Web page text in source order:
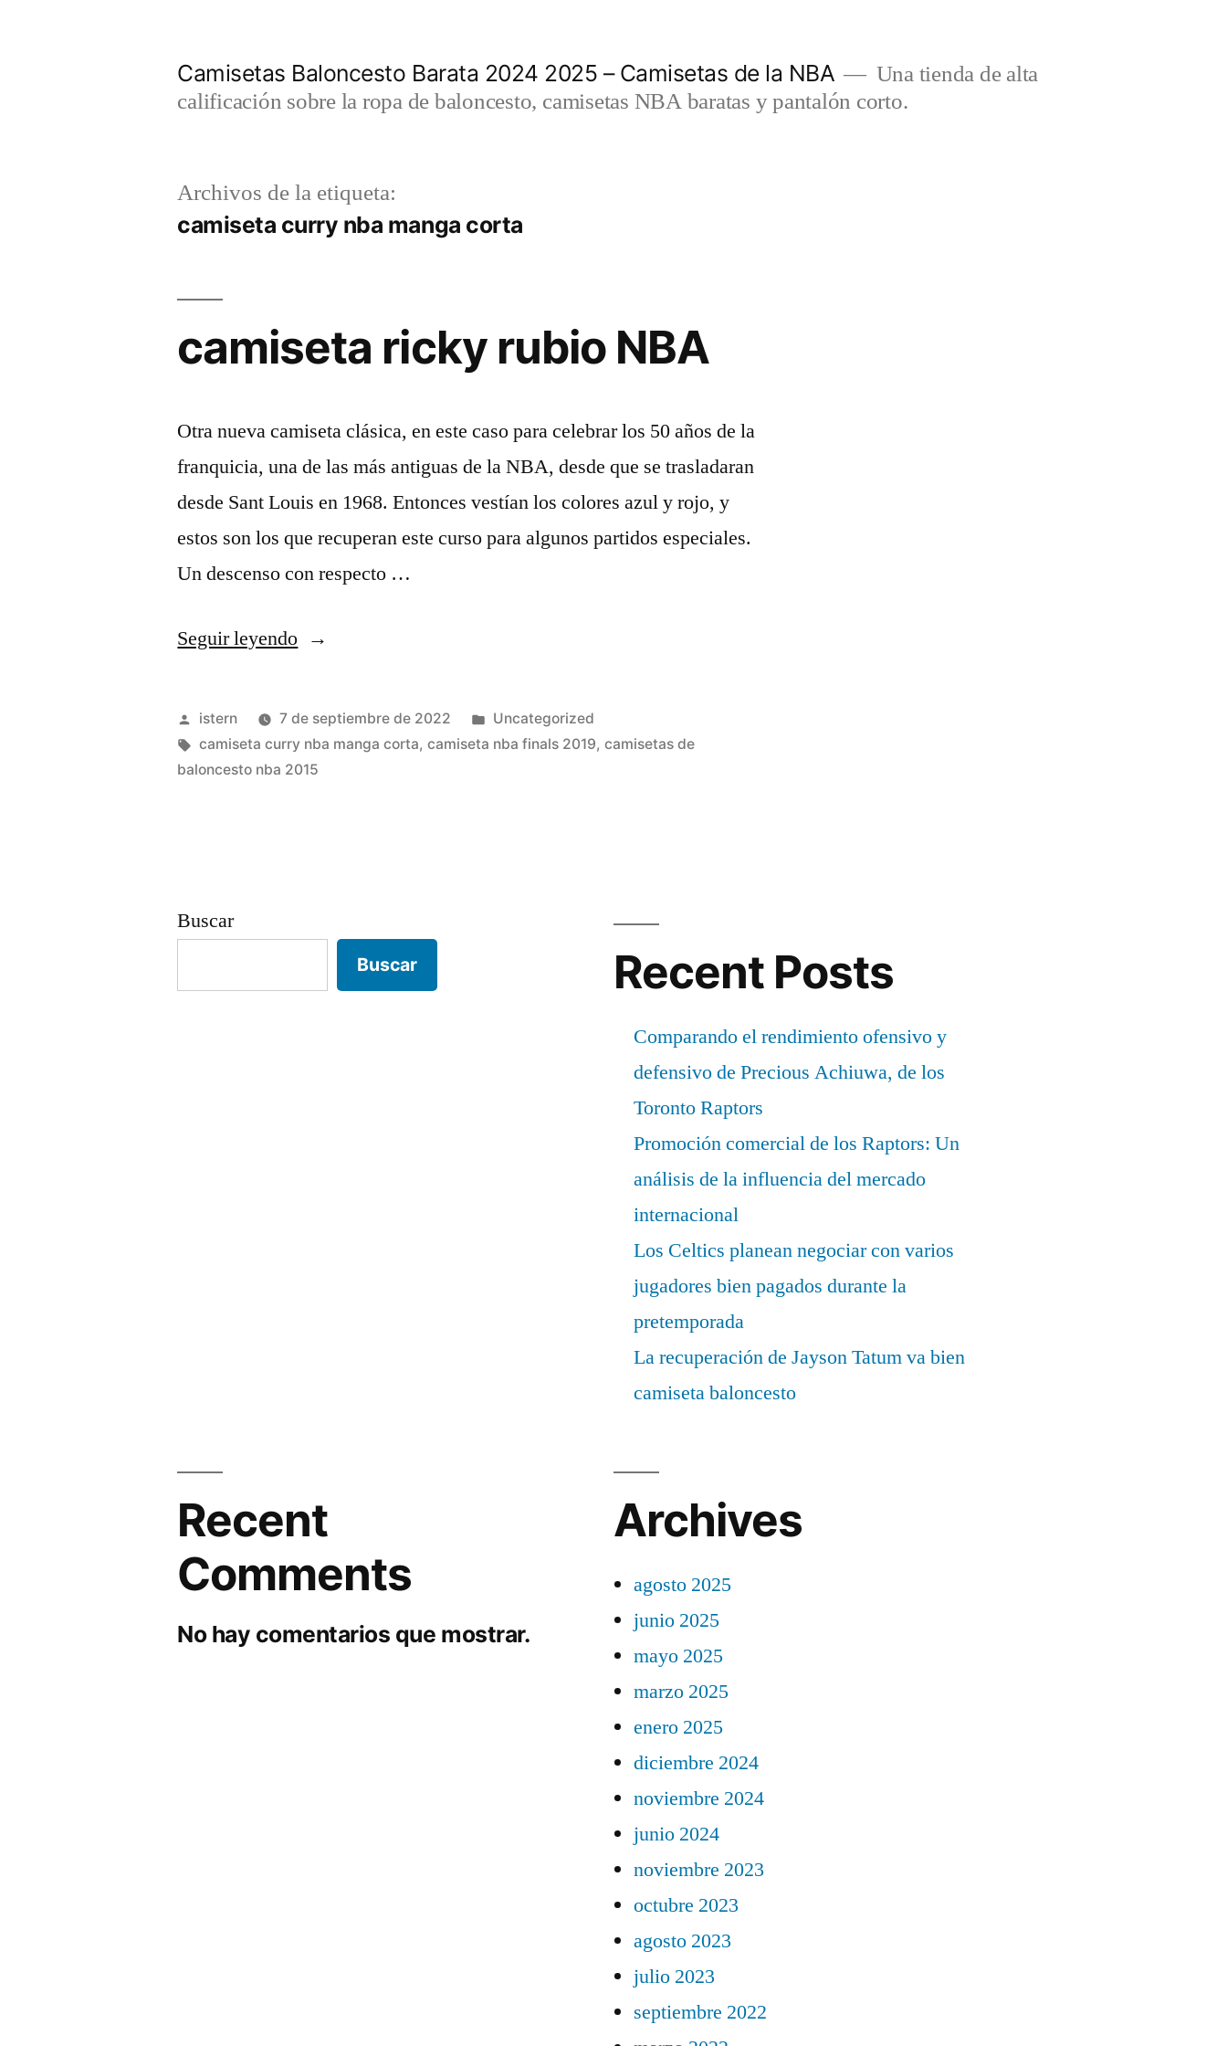
Camisetas Baloncesto Barata 2024 2025 – Camisetas de la NBA
Una tienda de alta
calificación sobre la ropa de baloncesto, camisetas NBA baratas y pantalón corto.
Archivos de la etiqueta:
camiseta curry nba manga corta
camiseta ricky rubio NBA
Otra nueva camiseta clásica, en este caso para celebrar los 50 años de la
franquicia, una de las más antiguas de la NBA, desde que se trasladaran
desde Sant Louis en 1968. Entonces vestían los colores azul y rojo, y
estos son los que recuperan este curso para algunos partidos especiales.
Un descenso con respecto …
Seguir leyendo«camiseta
rubio
NBA»
Publicado
por
istern 7 de septiembre de 2022
Publicado
en
Uncategorized
Etiquetas:
camiseta curry nba manga corta,camiseta nba finals 2019,camisetas de
baloncesto nba 2015
Buscar
Buscar Recent Posts
Comparando el rendimiento ofensivo y
defensivo de Precious Achiuwa, de los
Toronto Raptors
Promoción comercial de los Raptors: Un
análisis de la influencia del mercado
internacional
Los Celtics planean negociar con varios
jugadores bien pagados durante la
pretemporada
La recuperación de Jayson Tatum va bien
camiseta baloncesto
Recent
Comments
No hay comentarios que mostrar.
Archives
agosto 2025
junio 2025
mayo 2025
marzo 2025
enero 2025
diciembre 2024
noviembre 2024
junio 2024
noviembre 2023
octubre 2023
agosto 2023
julio 2023
septiembre 2022